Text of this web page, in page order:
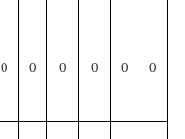
0 0 0 0 0 0